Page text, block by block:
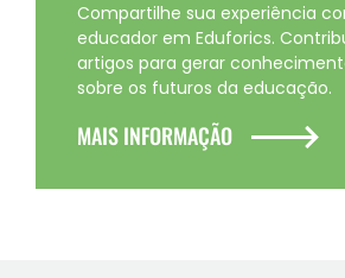
Compartilhe sua experiência
educador em Eduforics.
artigos para gerar
sobre os futuros da educação.
MAIS INFORMAÇÃO